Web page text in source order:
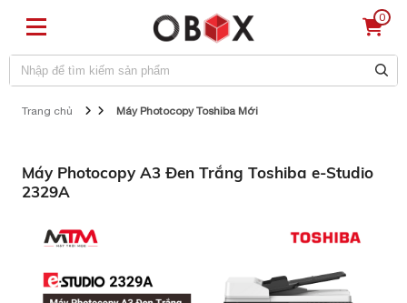
0
Trang chủ Máy Photocopy Toshiba Mới
Máy Photocopy A3 Đen Trắng Toshiba e-Studio
2329A